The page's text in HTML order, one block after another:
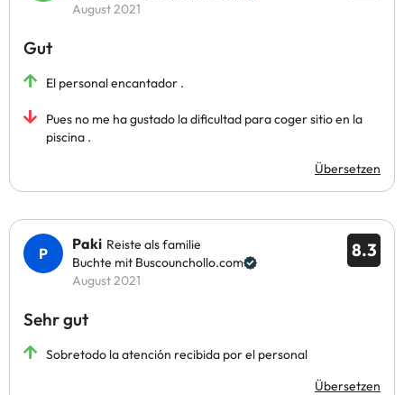
August 2021
Gut
El personal encantador .
Pues no me ha gustado la dificultad para coger sitio en la
piscina .
Übersetzen
8.3
Paki Reiste als familie
Buchte mit Buscounchollo.com
August 2021
Sehr gut
Sobretodo la atención recibida por el personal
Übersetzen